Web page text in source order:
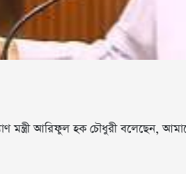
মন্ত্রী আরিফুল হক চৌধুরী বলেছেন,